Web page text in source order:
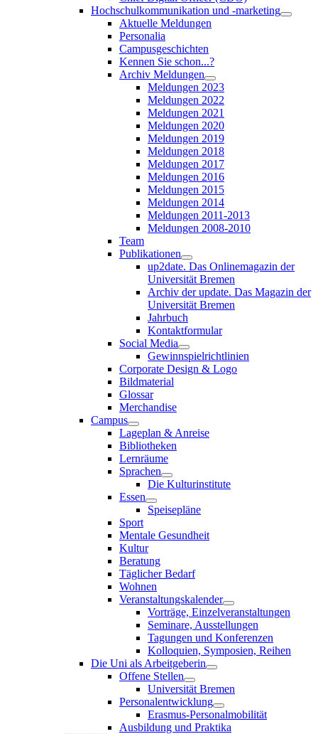
Hochschulkommunikation und -marketing
Aktuelle Meldungen
Personalia
Campusgeschichten
Kennen Sie schon...?
Archiv Meldungen
Meldungen 2023
Meldungen 2022
Meldungen 2021
Meldungen 2020
Meldungen 2019
Meldungen 2018
Meldungen 2017
Meldungen 2016
Meldungen 2015
Meldungen 2014
Meldungen 2011-2013
Meldungen 2008-2010
Team
Publikationen
up2date. Das Onlinemagazin der
Universität Bremen
Archiv der update. Das Magazin der
Universität Bremen
Jahrbuch
Kontaktformular
Social Media
Gewinnspielrichtlinien
Corporate Design & Logo
Bildmaterial
Glossar
Merchandise
Campus
Lageplan & Anreise
Bibliotheken
Lernräume
Sprachen
Die Kulturinstitute
Essen
Speisepläne
Sport
Mentale Gesundheit
Kultur
Beratung
Täglicher Bedarf
Wohnen
Veranstaltungskalender
Vorträge, Einzelveranstaltungen
Seminare, Ausstellungen
Tagungen und Konferenzen
Kolloquien, Symposien, Reihen
Die Uni als Arbeitgeberin
Offene Stellen
Universität Bremen
Personalentwicklung
Erasmus-Personalmobilität
Ausbildung und Praktika